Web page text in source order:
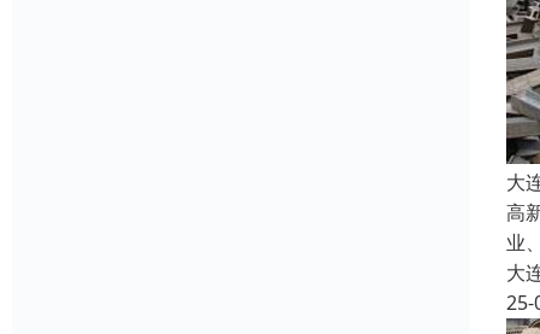
大
高
业
大
25-